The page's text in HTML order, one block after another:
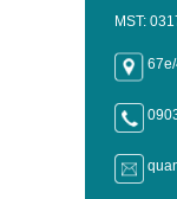
MST: